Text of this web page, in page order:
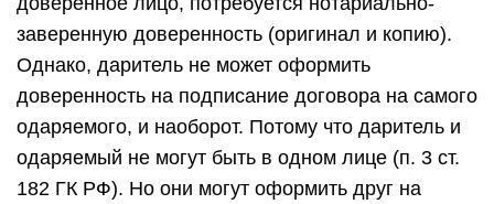
заверенную доверенность (оригинал и копию).
Однако, даритель не может оформить
доверенность на подписание договора на самого
одаряемого, и наоборот. Потому что даритель и
одаряемый не могут быть в одном лице (п. 3 ст.
182 ГК РФ). Но они могут оформить друг на